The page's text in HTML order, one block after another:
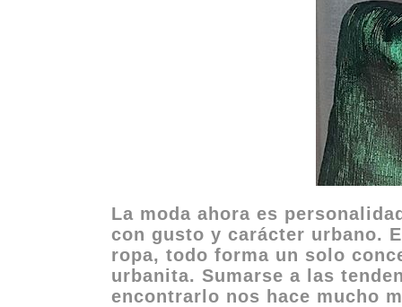
La moda ahora es
con gusto y carácter urbano.
ropa, todo forma un solo
urbanita. Sumarse a las
encontrarlo nos hace mucho